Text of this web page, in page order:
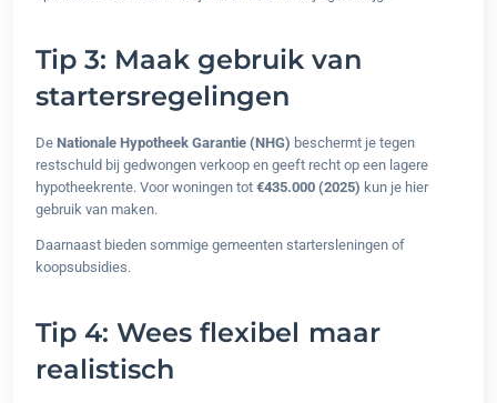
Tip 3: Maak gebruik van
startersregelingen
De Nationale Hypotheek Garantie (NHG) beschermt je tegen
restschuld bij gedwongen verkoop en geeft recht op een lagere
hypotheekrente. Voor woningen tot €435.000 (2025) kun je hier
gebruik van maken.
Daarnaast bieden sommige gemeenten startersleningen of
koopsubsidies.
Tip 4: Wees flexibel maar
realistisch